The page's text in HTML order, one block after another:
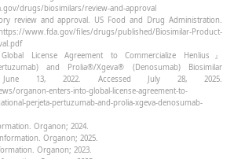
drugs/biosimilars/review-and-approval
review and approval. US Food and Drug Administration.
www.fda.gov/files/drugs/published/Biosimilar-Product-
License Agreement to Commercialize Henlius』
and Prolia®/Xgeva® (Denosumab) Biosimilar
June 13, 2022. Accessed July 28, 2025.
organon-enters-into-global-license-agreement-to-
perjeta-pertuzumab-and-prolia-xgeva-denosumab-
Organon; 2024.
Organon; 2025.
Organon; 2023.